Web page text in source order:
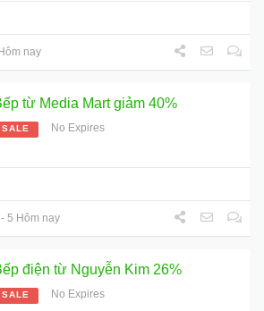
nay
từ Media Mart giảm 40%
SALE No Expires
5 Hôm nay
điện từ Nguyễn Kim 26%
SALE No Expires